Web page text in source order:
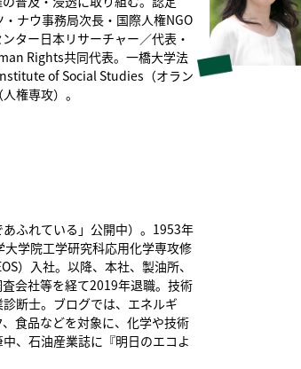
ナウ事務局次長・国際人権NGO
ター日本リサーチャー／代表・
Rights共同代表。一橋大学法
of Social Studies（オラン
権専攻）。
ふれている」公開中）。1953年
学院工学研究科応用化学専攻修
）入社。以降、本社、製油所、
会社等を経て2019年退職。技術
断士。ブログでは、エネルギ
食品などを対象に、化学や技術
、石油産業誌に『明日のエコよ